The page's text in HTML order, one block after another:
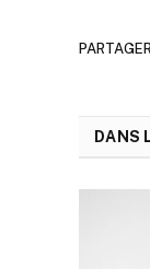
DANS